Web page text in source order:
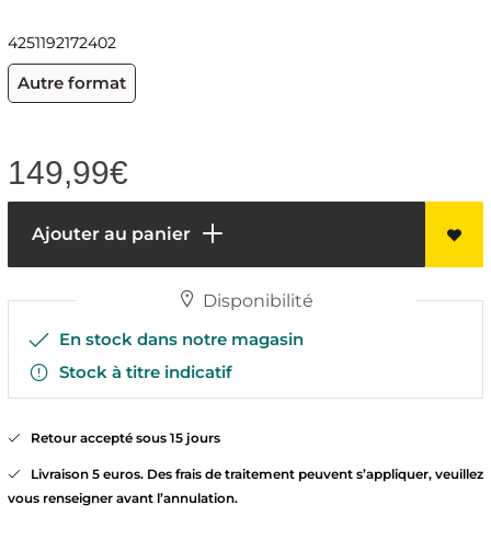
4251192172402
Autre format
149,99€
Ajouter au panier
Disponibilité
En stock dans notre magasin
Stock à titre indicatif
Retour accepté sous 15 jours
Livraison 5 euros. Des frais de traitement peuvent s’appliquer, veuillez
vous renseigner avant l’annulation.